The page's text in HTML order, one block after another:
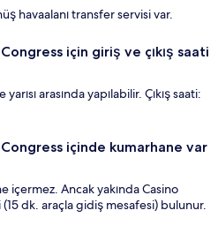
havaalanı transfer servisi var.
için giriş ve çıkış saati
arasında yapılabilir. Çıkış saati:
içinde kumarhane var
içermez. Ancak yakında Casino
dk. araçla gidiş mesafesi) bulunur.